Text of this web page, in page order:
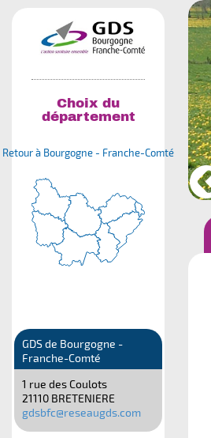
Choix du
département
Retour à Bourgogne - Franche-Comté
GDS de Bourgogne -
Franche-Comté
1 rue des Coulots
21110 BRETENIERE
gdsbfc@reseaugds.com